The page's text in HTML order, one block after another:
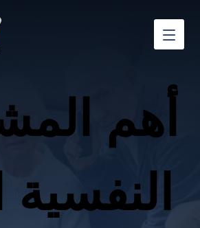
أهم
النفسية